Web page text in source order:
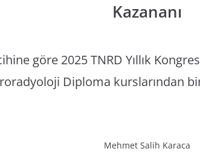
Kazananı
göre 2025 TNRD Yıllık
Diploma kurslarından
Mehmet Salih Karaca